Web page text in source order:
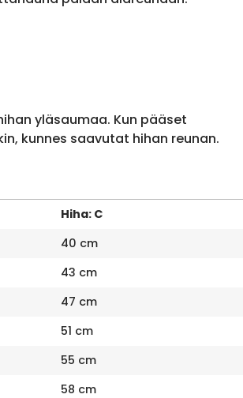
yläsaumaa. Kun pääset
kunnes saavutat hihan reunan.
Hiha: C
40 cm
43 cm
47 cm
51 cm
55 cm
58 cm